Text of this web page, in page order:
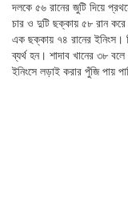
দলকে ৫৬ রানের জুটি দিয়ে
চার ও দুটি ছক্কায় ৫৮ রান
এক ছক্কায় ৭৪ রানের ইনিংস।
ব্যর্থ হন। শাদাব খানের ৩৮
ইনিংসে লড়াই করার পুঁজি পায়